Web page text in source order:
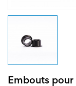
Embouts